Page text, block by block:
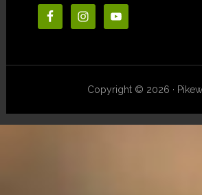
Copyright © 2026 ·